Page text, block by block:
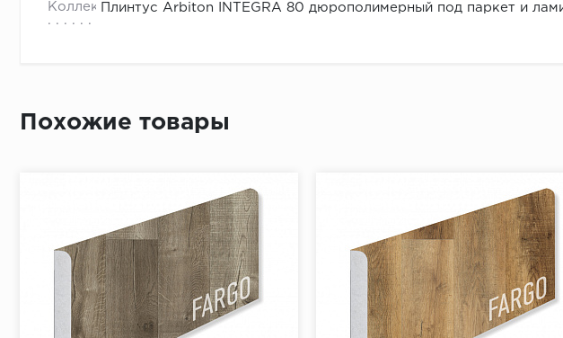
КоллекцияПлинтус Arbiton INTEGRA 80 дюрополимерный под паркет и
Проставить отметки по всему
В отметках при помощи
Приложить плинтус к стене,
Просверлить плинтус.
При помощи шуруповерта
Похожие товары